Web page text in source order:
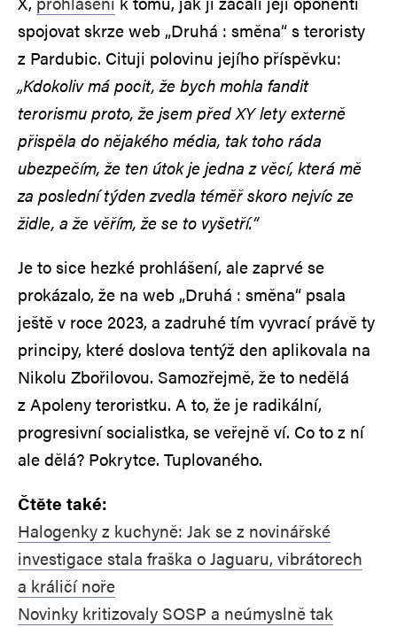
spojovat skrze web „Druhá : směna“ s teroristy
z Pardubic. Cituji polovinu jejího příspěvku:
„Kdokoliv má pocit, že bych mohla fandit
terorismu proto, že jsem před XY lety externě
přispěla do nějakého média, tak toho ráda
ubezpečím, že ten útok je jedna z věcí, která mě
za poslední týden zvedla téměř skoro nejvíc ze
židle, a že věřím, že se to vyšetří.“
Je to sice hezké prohlášení, ale zaprvé se
prokázalo, že na web „Druhá : směna“ psala
ještě v roce 2023, a zadruhé tím vyvrací právě ty
principy, které doslova tentýž den aplikovala na
Nikolu Zbořilovou. Samozřejmě, že to nedělá
z Apoleny teroristku. A to, že je radikální,
progresivní socialistka, se veřejně ví. Co to z ní
ale dělá? Pokrytce. Tuplovaného.
Čtěte také:
Halogenky z kuchyně: Jak se z novinářské
investigace stala fraška o Jaguaru, vibrátorech
a králičí noře
Novinky kritizovaly SOSP a neúmyslně tak